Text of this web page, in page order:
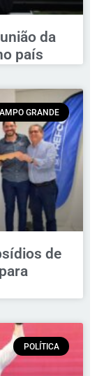
da
país
GRANDE
de
POLÍTICA